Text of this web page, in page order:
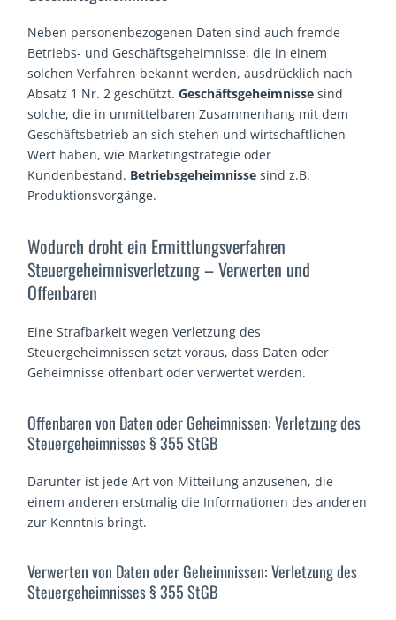
Neben personenbezogenen Daten sind auch fremde
Betriebs- und Geschäftsgeheimnisse, die in einem
solchen Verfahren bekannt werden, ausdrücklich nach
Absatz 1 Nr. 2 geschützt.Geschäftsgeheimnisse sind
solche, die in unmittelbaren Zusammenhang mit dem
Geschäftsbetrieb an sich stehen und wirtschaftlichen
Wert haben, wie Marketingstrategie oder
Kundenbestand. Betriebsgeheimnisse sind z.B.
Produktionsvorgänge.
Wodurch droht ein Ermittlungsverfahren
Steuergeheimnisverletzung – Verwerten und
Offenbaren
Eine Strafbarkeit wegen Verletzung des
Steuergeheimnissen setzt voraus, dass Daten oder
Geheimnisse offenbart oder verwertet werden.
Offenbaren von Daten oder Geheimnissen: Verletzung des
Steuergeheimnisses § 355 StGB
Darunter ist jede Art von Mitteilung anzusehen, die
einem anderen erstmalig die Informationen des anderen
zur Kenntnis bringt.
Verwerten von Daten oder Geheimnissen: Verletzung des
Steuergeheimnisses § 355 StGB